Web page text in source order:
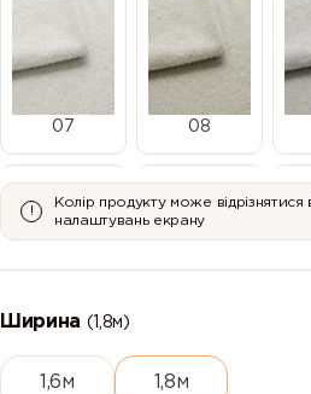
07 08
11
Колір продукту може
налаштувань екрану
Ширина (1,8м)
1,6м 1,8м